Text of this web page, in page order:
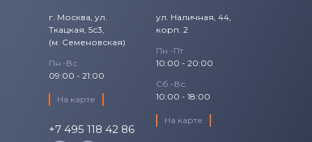
Блоки питания для мониторов
Блоки питания для мониторов
г. Москва, ул.
Ткацкая, 5с3,
(м. Семеновская)
Пн.-Вс.
09:00 - 21:00
На карте
+7 495 118 42 86
ул. Наличная, 44,
корп. 2
Пн.-Пт.
10:00 - 20:00
Сб.-Вс.
10:00 - 18:00
На карте